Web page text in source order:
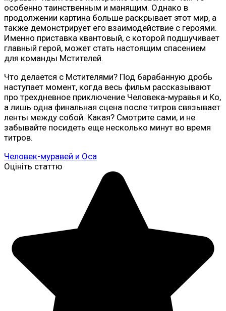
особенно таинственным и манящим. Однако в
продолжении картина больше раскрывает этот мир, а
также демонстрирует его взаимодействие с героями.
Именно приставка квантовый, с которой подшучивает
главный герой, может стать настоящим спасением
для команды Мстителей.
Что делается с Мстителями? Под барабанную дробь
наступает момент, когда весь фильм рассказывают
про трехдневное приключение Человека-муравья и Ко,
а лишь одна финальная сцена после титров связывает
ленты между собой. Какая? Смотрите сами, и не
забывайте посидеть еще несколько минут во время
титров.
Человек-муравей и Оса
Оцініть статтю